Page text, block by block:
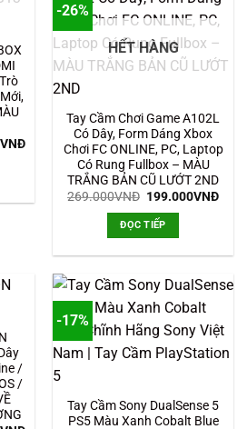
VNĐGiá
949.000VNĐ.
-26%
HẾT HÀNG
Tay Cầm Chơi Game A102L
Có Dây, Form Dáng Xbox
Chơi FC ONLINE, PC, Laptop
Có Rung Fullbox – MÀU
TRẮNG BẢN CŨ LƯỚT 2ND
269.000VNĐ Giá
là:
269.000VNĐ.
199.000VNĐGiá
ĐỌC TIẾP
/
/
-17%
Tay Cầm Sony DualSense 5
PS5 Màu Xanh Cobalt Blue